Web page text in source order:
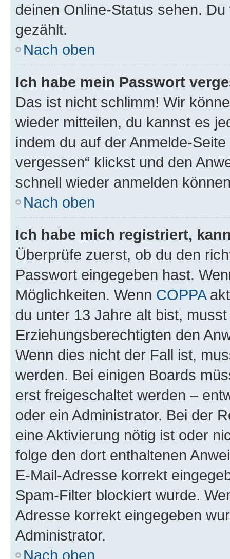
deinen Online-Status sehen.
gezählt.
Nach oben
Ich habe mein Passwort
Das ist nicht schlimm! Wir
wieder mitteilen, du kannst es
indem du auf der Anmelde-
vergessen“ klickst und den
schnell wieder anmelden
Nach oben
Ich habe mich registriert,
Überprüfe zuerst, ob du den
Passwort eingegeben hast.
Möglichkeiten. Wenn COPPA
du unter 13 Jahre alt bist,
Erziehungsberechtigten den
Wenn dies nicht der Fall ist,
werden. Bei einigen Boards
erst freigeschaltet werden –
oder ein Administrator. Bei der
eine Aktivierung nötig ist oder
folge den dort enthaltenen
E-Mail-Adresse korrekt
Spam-Filter blockiert wurde.
Adresse korrekt eingegeben
Administrator.
Nach oben